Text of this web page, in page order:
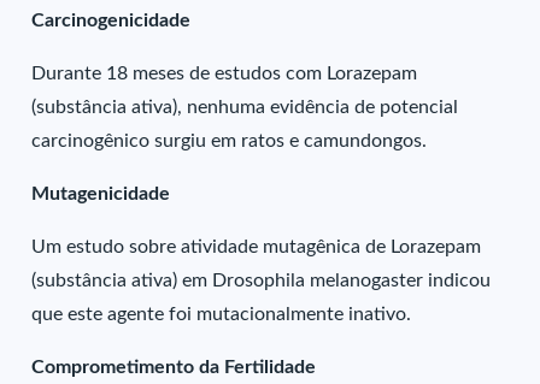
Carcinogenicidade
Durante 18 meses de estudos com Lorazepam
(substância ativa), nenhuma evidência de potencial
carcinogênico surgiu em ratos e camundongos.
Mutagenicidade
Um estudo sobre atividade mutagênica de Lorazepam
(substância ativa) em Drosophila melanogaster indicou
que este agente foi mutacionalmente inativo.
Comprometimento da Fertilidade